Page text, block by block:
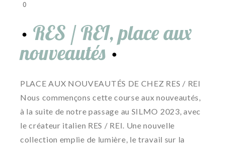
0
RES / REI, place aux
nouveautés
PLACE AUX NOUVEAUTÉS DE CHEZ RES / REI
Nous commençons cette course aux nouveautés,
à la suite de notre passage au SILMO 2023, avec
le créateur italien RES / REI. Une nouvelle
collection emplie de lumière, le travail sur la